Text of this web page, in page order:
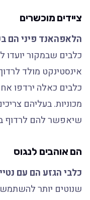
ציידים מוכשרים
הלאפהאנד פיני הם
כלבים שבמקור יועדו
אינסטינקט מולד
כלבים כאלה ירדפו
מכוניות. בעליהם
שיאפשר להם לרדוף
הם אוהבים לנגוס
כלבי הגזע הם עם
שנוטים יותר